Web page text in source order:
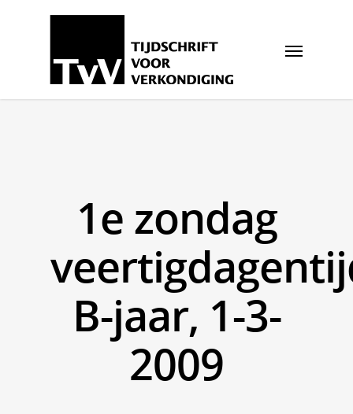
1e zondag
B-jaar, 1-3-
2009